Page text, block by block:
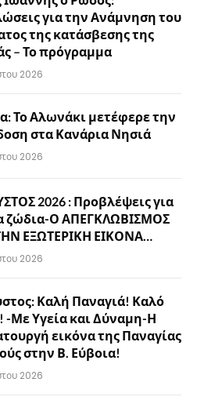
για την Ανάμνηση του
της κατάσβεσης της
– Το πρόγραμμα
2026
Το Αλωνάκι μετέφερε την
στα Κανάρια Νησιά
2026
2026 : Προβλέψεις για
ζώδια-Ο ΑΠΕΓΚΛΩΒΙΣΜΟΣ
ΕΞΩΤΕΡΙΚΗ ΕΙΚΟΝΑ…
2026
Καλή Παναγιά! Καλό
Με Υγεία και Δύναμη-Η
εικόνα της Παναγίας
στην Β. Εύβοια!
2026